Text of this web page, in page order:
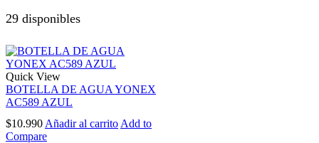
29 disponibles
Quick View
BOTELLA DE AGUA YONEX
AC589 AZUL
$10.990 Añadir al carrito Add to
Compare